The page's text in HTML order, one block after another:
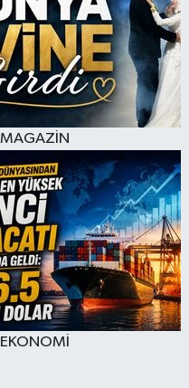
MAGAZİN
EKONOMİ